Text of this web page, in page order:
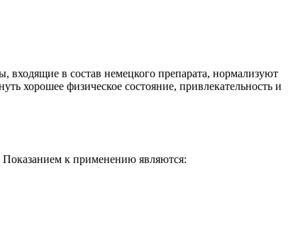
в состав немецкого препарата, нормализуют
хорошее физическое состояние, привлекательность и
Показанием к применению являются: